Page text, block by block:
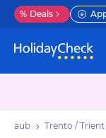
% Deals
Trento /